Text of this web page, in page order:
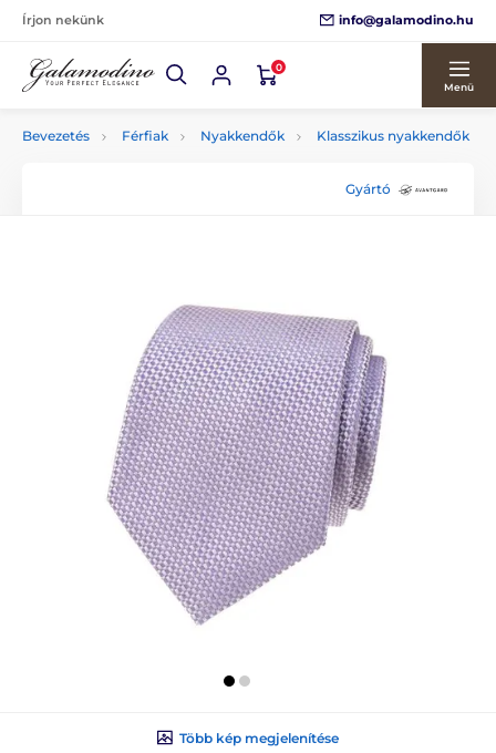
Írjon nekünk info@galamodino.hu
0
Menü
Bevezetés Férfiak Nyakkendők Klasszikus nyakkendők
Gyártó
Több kép megjelenítése